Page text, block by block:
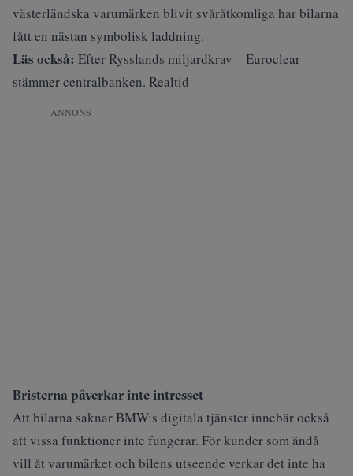
västerländska varumärken blivit svåråtkomliga har bilarna
fått en nästan symbolisk laddning.
Läs också: Efter Rysslands miljardkrav – Euroclear
stämmer centralbanken. Realtid
ANNONS
Bristerna påverkar inte intresset
Att bilarna saknar BMW:s digitala tjänster innebär också
att vissa funktioner inte fungerar. För kunder som ändå
vill åt varumärket och bilens utseende verkar det inte ha